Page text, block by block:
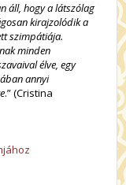
áll, hogy a látszólag
kirajzolódik a
szimpátiája.
minden
élve, egy
annyi
.” (Cristina